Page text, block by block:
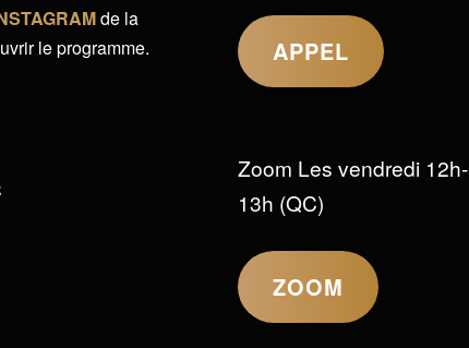
de la
le programme.
APPEL
Zoom Les vendredi 12h-
13h (QC)
ZOOM